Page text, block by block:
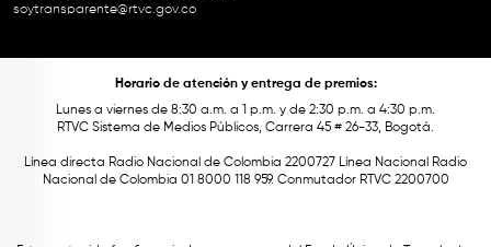
soytransparente@rtvc.gov.co
Horario de atención y entrega de premios:
Lunes a viernes de 8:30 a.m. a 1 p.m. y de 2:30 p.m. a 4:30 p.m.
RTVC Sistema de Medios Públicos, Carrera 45 # 26-33, Bogotá.
Línea directa Radio Nacional de Colombia 2200727 Línea Nacional Radio
Nacional de Colombia 01 8000 118 959. Conmutador RTVC 2200700